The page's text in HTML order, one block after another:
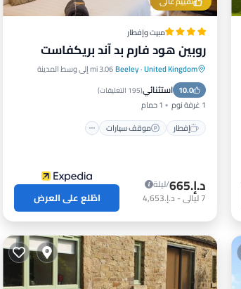
مبيت وإفطار
روبين هود فارم بد آند بريكفاست
United Kingdom
·
Beeley3.06 mi إلى وسط المدينة
10.0 استثنائي(195 التعليقات )
1 غرفة نوم
1 حمام
إفطار
موقف سيارات
إفطار
موقف سيارات
شرفة / تراس
مطبخ
د.إ.‏665
/ليلة
7ليالي- د.إ.‏4,653 اطّلع على العرض